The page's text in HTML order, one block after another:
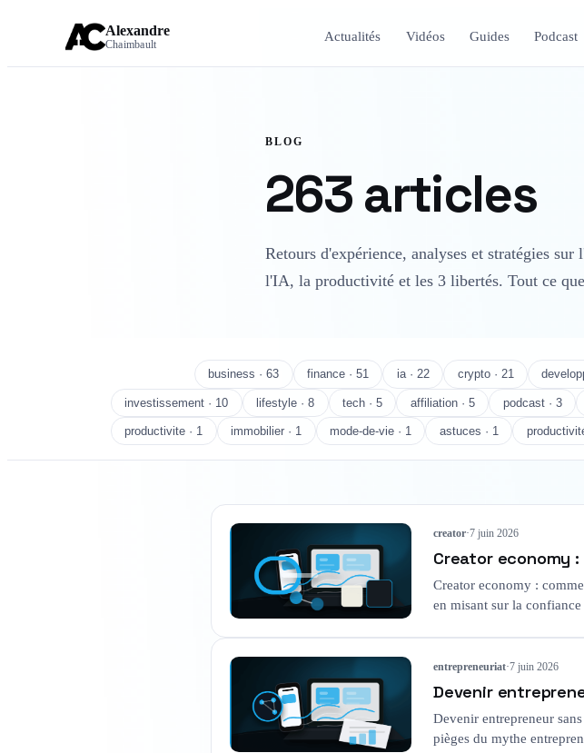
Alexandre
Chaimbault
Actualités Vidéos Guides Podcast
BLOG
263 articles
Retours d'expérience, analyses et stratégies
l'IA, la productivité et les 3 libertés. Tout ce
business · 63 finance · 51 ia · 22 crypto · 21
investissement · 10 lifestyle · 8 tech · 5 affiliation · 5 podcast · 3
productivite · 1 immobilier · 1 mode-de-vie · 1 astuces · 1
creator·7 juin 2026
Creator economy
Creator economy :
en misant sur la
entrepreneuriat·7 juin 2026
Devenir
Devenir entrepreneur
pièges du mythe